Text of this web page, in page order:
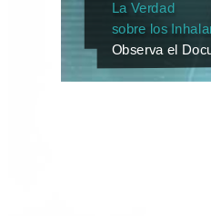
La Verdad
sobre los
Observa el